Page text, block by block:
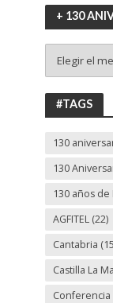
+ 130
130
ANIVERSARIO
UGT
#TAGS
130
130
130 años
AGFITEL(22)
Cantabria
Castilla La
Conferencia